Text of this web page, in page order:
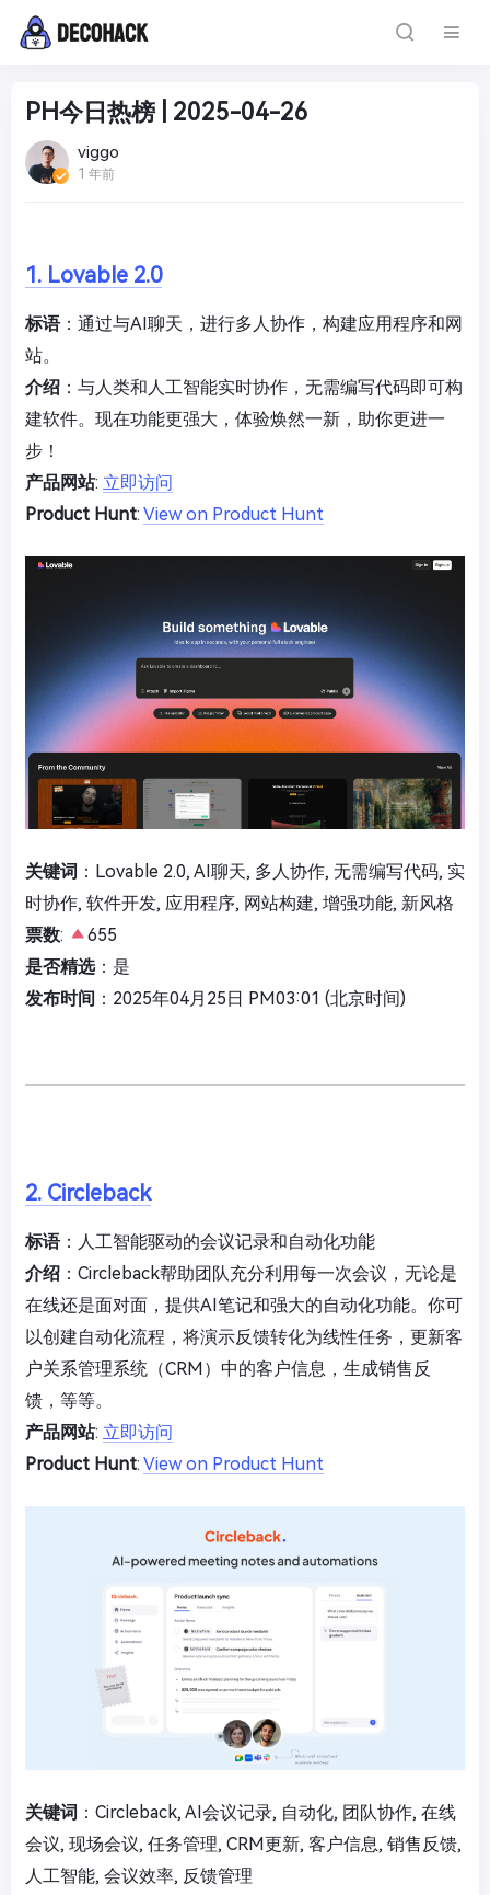
PH今日热榜 | 2025-04-26
viggo
1 年前
1. Lovable 2.0
标语：通过与AI聊天，进行多人协作，构建应用程序和网
站。
介绍 ：与人类和人工智能实时协作，无需编写代码即可构
建软件。现在功能更强大，体验焕然一新，助你更进一
步！
产品网站: 立即访问
Product Hunt: View on Product Hunt
关键词 ：Lovable 2.0, AI聊天, 多人协作, 无需编写代码, 实
时协作, 软件开发, 应用程序, 网站构建, 增强功能, 新风格
票数:
655
是否精选：是
发布时间 ：2025年04月25日 PM03:01 (北京时间)
2. Circleback
标语：人工智能驱动的会议记录和自动化功能
介绍 ：Circleback帮助团队充分利用每一次会议，无论是
在线还是面对面，提供AI笔记和强大的自动化功能。你可
以创建自动化流程，将演示反馈转化为线性任务，更新客
户关系管理系统（CRM）中的客户信息，生成销售反
馈，等等。
产品网站: 立即访问
Product Hunt: View on Product Hunt
关键词 ：Circleback, AI会议记录, 自动化, 团队协作, 在线
会议, 现场会议, 任务管理, CRM更新, 客户信息, 销售反馈,
人工智能, 会议效率, 反馈管理